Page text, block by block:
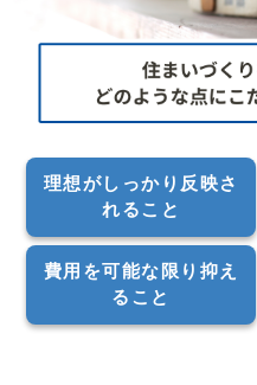
理想がしっかり反映さ
れること
費用を可能な限り抑え
ること